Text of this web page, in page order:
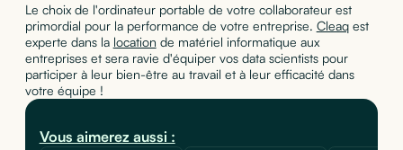
Le choix de l'ordinateur portable de votre collaborateur est
primordial pour la performance de votre entreprise. Cleaqest
experte dans la location de matériel informatique aux
entreprises et sera ravie d'équiper vos data scientists pour
participer à leur bien-être au travail et à leur efficacité dans
votre équipe !
Vous aimerez aussi :